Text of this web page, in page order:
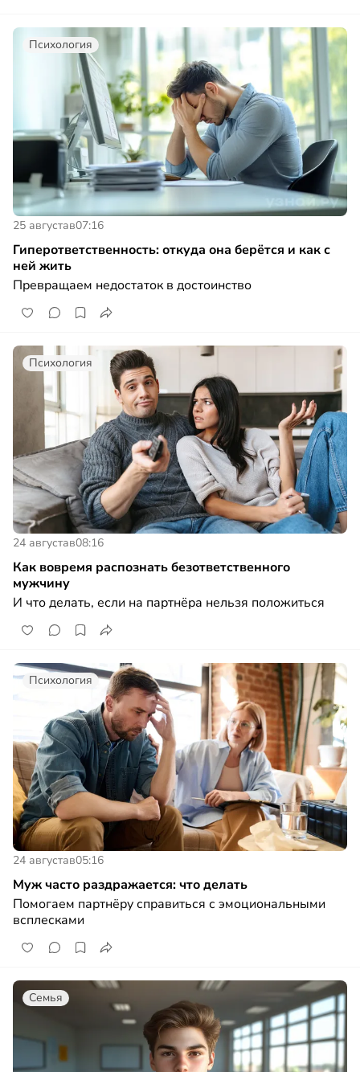
Психология
25 августав07:16
Гиперответственность: откуда она берётся и как с
ней жить
Превращаем недостаток в достоинство
Психология
24 августав08:16
Как вовремя распознать безответственного
мужчину
И что делать, если на партнёра нельзя положиться
Психология
24 августав05:16
Муж часто раздражается: что делать
Помогаем партнёру справиться с эмоциональными
всплесками
Семья